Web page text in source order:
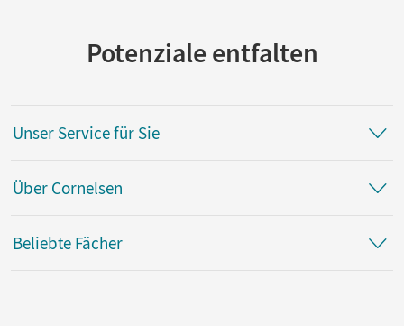
Potenziale entfalten
Unser Service für Sie
Über Cornelsen
Beliebte Fächer